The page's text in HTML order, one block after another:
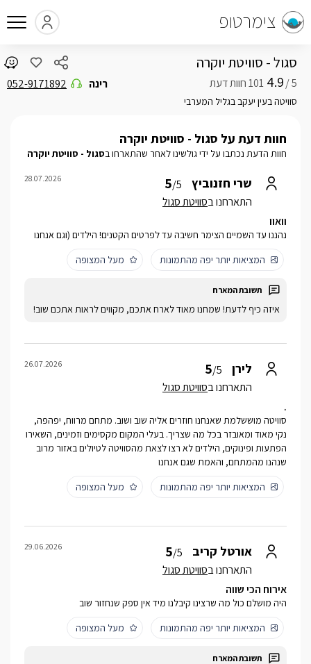
צימרטופ
סגול - סוויטת יוקרה
5 /
4.9
סוויטה בעין יעקב בגליל המערבי
רינה 052-9171892
חוות דעת על סגול - סוויטת יוקרה
חוות הדעת נכתבו על ידי גולשינו לאחר שהתארחו בסגול - סוויטת יוקרה
שרי חזנוביץ 5/5
התארחנו בסוויטת סגול
28.07.2026
וואוו
נהננו עד השמיים הצימר חשיבה עד לפרטים הקטנים! הילדים (וגם אנחנו
המציאות יותר יפה מהתמונות
מעל המצופה
איזה כיף לדעת! שמחנו מאוד לארח אתכם, מקווים לראות אתכם שוב!
לירן 5/5
התארחנו בסוויטת סגול
26.07.2026
.
סוויטה מוששלמת שאנחנו חוזרים אליה שוב ושוב. מתחם מרווח, יפהפה,
נקי מאוד ומאובזר בכל מה שצריך. בעלי המקום מקסימים וזמינים, השאירו
הפתעות ופינוקים, הילדים לא רצו לצאת מהסוויטה לטיולים באזור מרוב
שנהנו מהמתחם, והאמת שגם אנחנו
המציאות יותר יפה מהתמונות
מעל המצופה
אורטל קריב 5/5
התארחנו בסוויטת סגול
29.06.2026
אירוח הכי שווה
היה מושלם כול מה שרצינו קיבלנו מיד אין ספק שנחזור שוב
המציאות יותר יפה מהתמונות
מעל המצופה